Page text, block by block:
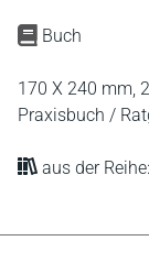
Buch
170 X 240 mm,
Praxisbuch /
aus der Reihe: